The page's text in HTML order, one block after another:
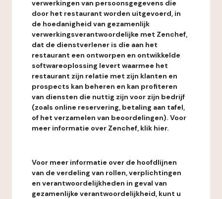
verwerkingen van persoonsgegevens die
door het restaurant worden uitgevoerd, in
de hoedanigheid van gezamenlijk
verwerkingsverantwoordelijke met Zenchef,
dat de dienstverlener is die aan het
restaurant een ontworpen en ontwikkelde
softwareoplossing levert waarmee het
restaurant zijn relatie met zijn klanten en
prospects kan beheren en kan profiteren
van diensten die nuttig zijn voor zijn bedrijf
(zoals online reservering, betaling aan tafel,
of het verzamelen van beoordelingen). Voor
meer informatie over Zenchef, klik hier.
Voor meer informatie over de hoofdlijnen
van de verdeling van rollen, verplichtingen
en verantwoordelijkheden in geval van
gezamenlijke verantwoordelijkheid, kunt u